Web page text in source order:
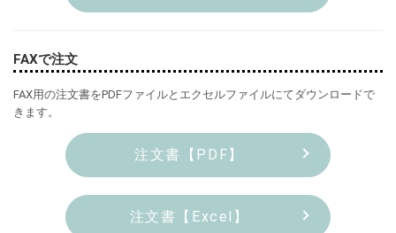
FAXで注文
FAX用の注文書をPDFファイルとエクセルファイルにてダウンロードで
きます。
注文書【PDF】
注文書【Excel】